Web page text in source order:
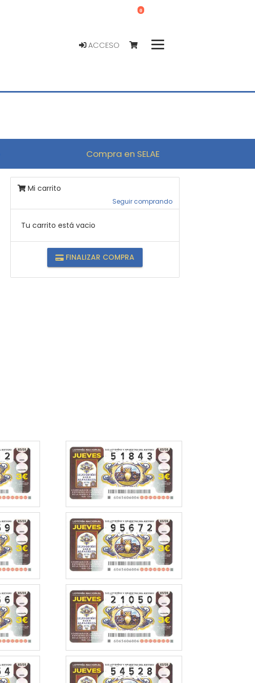
ACCESO
0
Compra en SELAE
Mi carrito
Seguir comprando
Tu carrito está vacio
FINALIZAR COMPRA